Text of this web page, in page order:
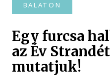
BALATON
Egy furcsa
az Év
mutatjuk!